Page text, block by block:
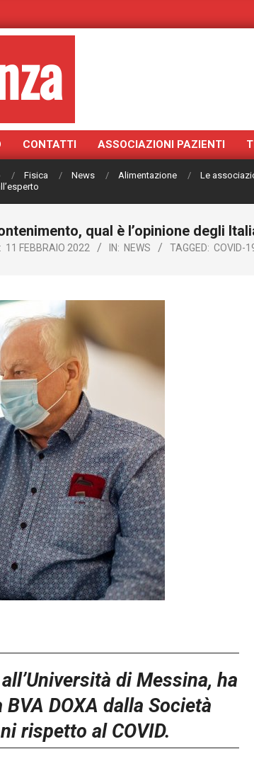
CONTATTI ASSOCIAZIONI PAZIENTI
Fisica News Alimentazione
Le
qual è l’opinione degli
11 FEBBRAIO 2022 IN: NEWS TAGGED: COVID-
di Messina, ha
DOXA dalla Società
rispetto al COVID.